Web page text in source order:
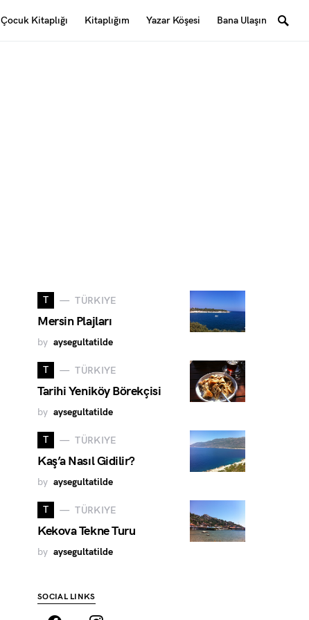
Çocuk Kitaplığı Kitaplığım Yazar Köşesi Bana Ulaşın
T TÜRKIYE
Mersin Plajları
by aysegultatilde
T TÜRKIYE
Tarihi Yeniköy Börekçisi
by aysegultatilde
T TÜRKIYE
Kaş’a Nasıl Gidilir?
by aysegultatilde
T TÜRKIYE
Kekova Tekne Turu
by aysegultatilde
SOCIAL LINKS